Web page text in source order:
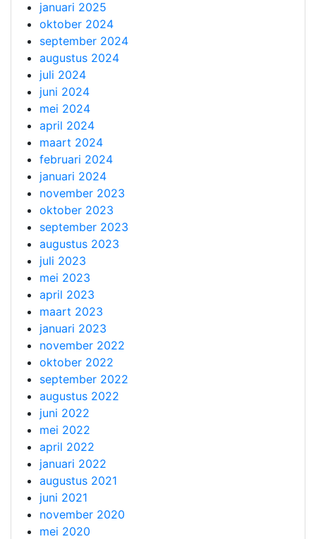
januari 2025
oktober 2024
september 2024
augustus 2024
juli 2024
juni 2024
mei 2024
april 2024
maart 2024
februari 2024
januari 2024
november 2023
oktober 2023
september 2023
augustus 2023
juli 2023
mei 2023
april 2023
maart 2023
januari 2023
november 2022
oktober 2022
september 2022
augustus 2022
juni 2022
mei 2022
april 2022
januari 2022
augustus 2021
juni 2021
november 2020
mei 2020